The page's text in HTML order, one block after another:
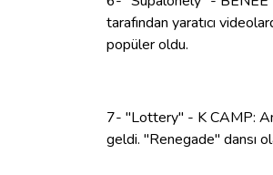
tarafından yaratıcı
popüler oldu.
7- "Lottery" - K CAMP:
geldi. "Renegade" dansı